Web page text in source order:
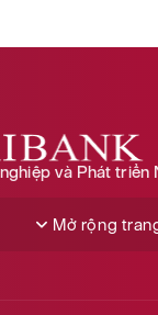
và Phát triển
Mở rộng